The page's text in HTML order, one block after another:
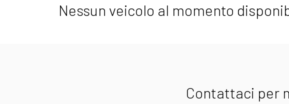
Nessun veicolo al momento
Contattaci per